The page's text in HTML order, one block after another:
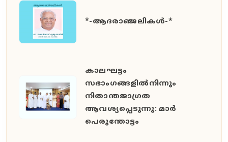
*-ആദരാഞ്ജലികൾ-*
കാലഘട്ടം
സഭാംഗങ്ങളിൽനിന്നും
നിതാന്തജാഗ്രത
ആവശ്യപ്പെടുന്നു: മാർ
പെരുന്തോട്ടം